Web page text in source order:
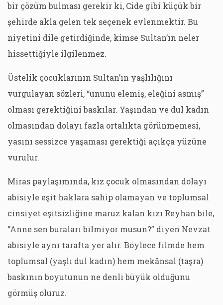
bir çözüm bulması gerekir ki, Cide gibi küçük bir
şehirde akla gelen tek seçenek evlenmektir. Bu
niyetini dile getirdiğinde, kimse Sultan’ın neler
hissettiğiyle ilgilenmez.
Üstelik çocuklarının Sultan’ın yaşlılığını
vurgulayan sözleri, “ununu elemiş, eleğini asmış”
olması gerektiğini baskılar. Yaşından ve dul kadın
olmasından dolayı fazla ortalıkta görünmemesi,
yasını sessizce yaşaması gerektiği açıkça yüzüne
vurulur.
Miras paylaşımında, kız çocuk olmasından dolayı
abisiyle eşit haklara sahip olamayan ve toplumsal
cinsiyet eşitsizliğine maruz kalan kızı Reyhan bile,
“Anne sen buraları bilmiyor musun?” diyen Nevzat
abisiyle aynı tarafta yer alır. Böylece filmde hem
toplumsal (yaşlı dul kadın) hem mekânsal (taşra)
baskının boyutunun ne denli büyük olduğunu
görmüş oluruz.